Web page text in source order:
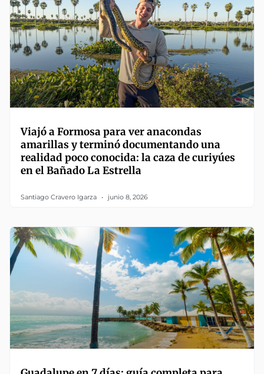
Viajó a Formosa para ver anacondas
amarillas y terminó documentando una
realidad poco conocida: la caza de curiyúes
en el Bañado La Estrella
Santiago Cravero Igarza junio 8, 2026